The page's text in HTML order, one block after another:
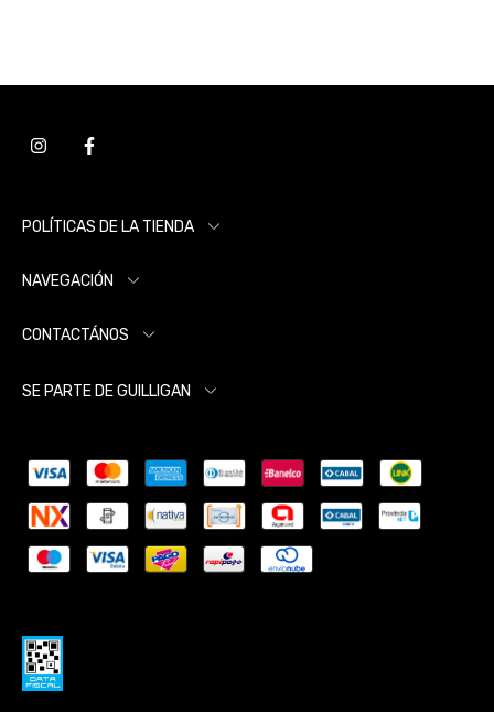
POLÍTICAS DE LA TIENDA
NAVEGACIÓN
CONTACTÁNOS
SE PARTE DE GUILLIGAN